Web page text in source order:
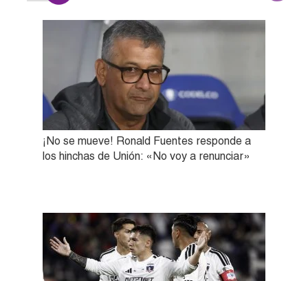
¡No se mueve! Ronald Fuentes responde a
los hinchas de Unión: «No voy a renunciar»